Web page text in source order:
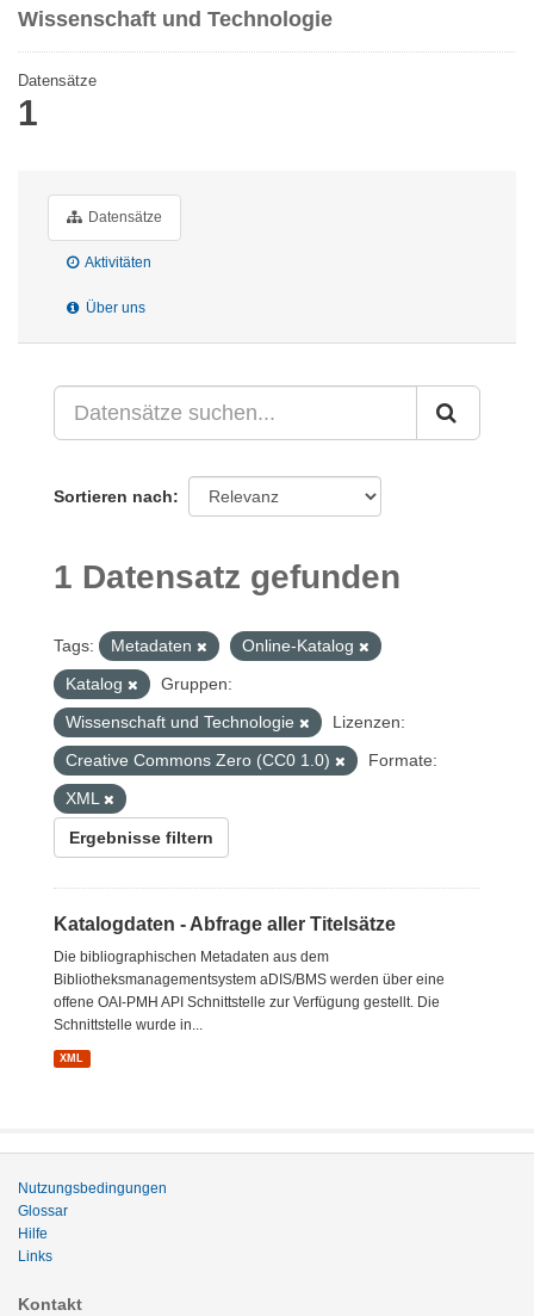
Wissenschaft und Technologie
Datensätze
1
Datensätze
Aktivitäten
Über uns
Sortieren nach
1 Datensatz gefunden
Tags: Metadaten
Online-Katalog
Katalog
Gruppen:
Wissenschaft und Technologie
Lizenzen:
Creative Commons Zero (CC0 1.0)
Formate:
XML
Ergebnisse filtern
Katalogdaten - Abfrage aller Titelsätze
Die bibliographischen Metadaten aus dem
Bibliotheksmanagementsystem aDIS/BMS werden über eine
offene OAI-PMH API Schnittstelle zur Verfügung gestellt. Die
Schnittstelle wurde in...
XML
Nutzungsbedingungen
Glossar
Hilfe
Links
Kontakt